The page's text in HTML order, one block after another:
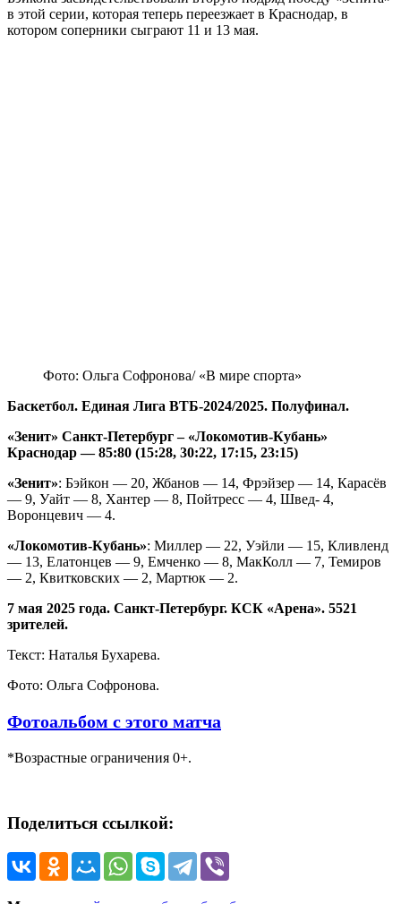
в этой серии, которая теперь переезжает в Краснодар, в
котором соперники сыграют 11 и 13 мая.
Фото: Ольга Софронова/ «В мире спорта»
Баскетбол. Единая Лига ВТБ-2024/2025. Полуфинал.
«Зенит» Санкт-Петербург – «Локомотив-Кубань»
Краснодар — 85:80 (15:28, 30:22, 17:15, 23:15)
«Зенит»: Бэйкон — 20, Жбанов — 14, Фрэйзер — 14, Карасёв
— 9, Уайт — 8, Хантер — 8, Пойтресс — 4, Швед- 4,
Воронцевич — 4.
«Локомотив-Кубань»: Миллер — 22, Уэйли — 15, Кливленд
— 13, Елатонцев — 9, Емченко — 8, МакКолл — 7, Темиров
— 2, Квитковских — 2, Мартюк — 2.
7 мая 2025 года. Санкт-Петербург. КСК «Арена». 5521
зрителей.
Текст: Наталья Бухарева.
Фото: Ольга Софронова.
Фотоальбом с этого матча
*Возрастные ограничения 0+.
Поделиться ссылкой: